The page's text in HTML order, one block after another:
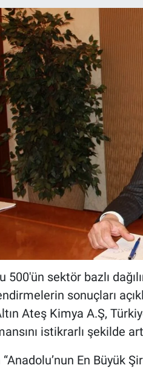
500'ün sektör bazlı
sonuçları
Ateş Kimya A.Ş,
istikrarlı şekilde
“Anadolu’nun En Büyük